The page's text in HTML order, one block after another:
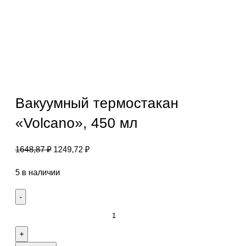
Вакуумный термостакан
«Volcano», 450 мл
1648,87₽ 1249,72 ₽
5 в наличии